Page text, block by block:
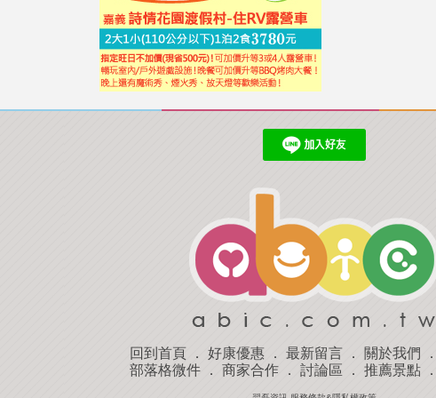
回到首頁 ． 好康優惠 ． 最新留言 ． 關於我們 ．
部落格微件． 商家合作． 討論區 ． 推薦景點．